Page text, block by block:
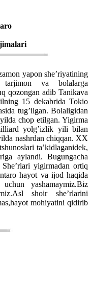
yapon she’riyatining
tarjimon va bolalarga
qozongan adib Tanikava
15 dekabrida Tokio
tug’ilgan. Bolaligidan
chop etilgan. Yigirma
yolg’izlik yili bilan
nashrdan chiqqan. XX
ta’kidlaganidek,
aylandi. Bugungacha
yigirmadan ortiq
hayot va ijod haqida
yashamaymiz.Biz
shoir she’rlarini
mohiyatini qidirib